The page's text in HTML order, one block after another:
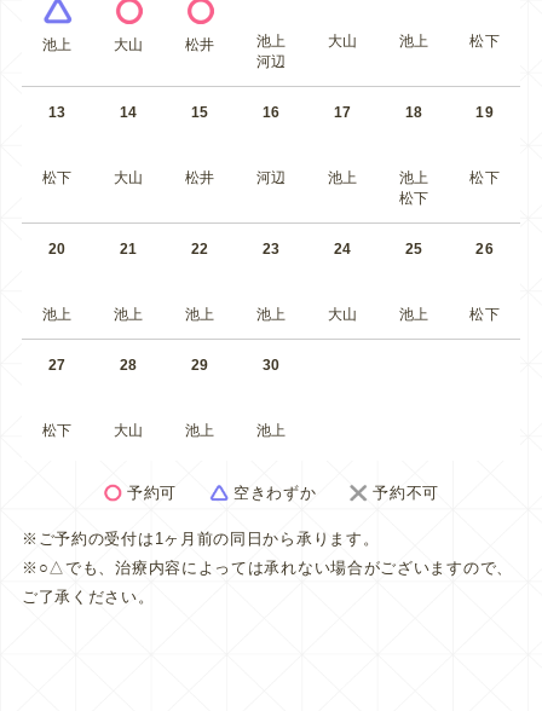
池上 大山 松井
池上
河辺
大山 池上 松下
13
松下
14
大山
15
松井
16
河辺
17
池上
18
池上
松下
19
松下
20
池上
21
池上
22
池上
23
池上
24
大山
25
池上
26
松下
27
松下
28
大山
29
池上
30
池上
予約可 空きわずか 予約不可
※ご予約の受付は1ヶ月前の同日から承ります。
※○△でも、治療内容によっては承れない場合がございますので、
ご了承ください。